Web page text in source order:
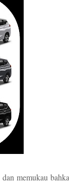
dan memukau